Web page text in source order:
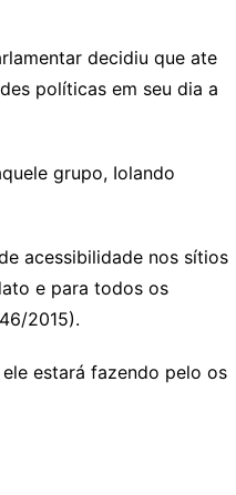
decidiu que ate
políticas em seu dia a
grupo, Iolando
acessibilidade nos sítios
e para todos os
2015).
estará fazendo pelo os